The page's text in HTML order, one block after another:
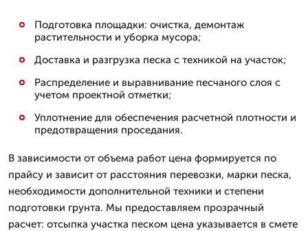
Подготовка площадки: очистка, демонтаж
растительности и уборка мусора;
Доставка и разгрузка песка с техникой на участок;
Распределение и выравнивание песчаного слоя с
учетом проектной отметки;
Уплотнение для обеспечения расчетной плотности и
предотвращения проседания.
В зависимости от объема работ цена формируется по
прайсу и зависит от расстояния перевозки, марки песка,
необходимости дополнительной техники и степени
подготовки грунта. Мы предоставляем прозрачный
расчет: отсыпка участка песком цена указывается в смете